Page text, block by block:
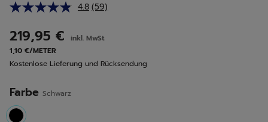
4.8 59
Link
derselben
Seite.
(59)
219,95 €
inkl. MwSt
1,10 €/METER
Kostenlose Lieferung und Rücksendung
Farbe Schwarz